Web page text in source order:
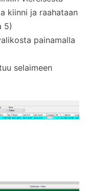
kiinni ja raahataan
5)
painamalla
selaimeen